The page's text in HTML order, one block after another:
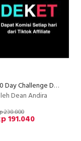
30 Day Challenge DEKET | Dapet Komisi Setiap Hari dari Tiktok Affiliate
Dean Andira
238.800
191.040